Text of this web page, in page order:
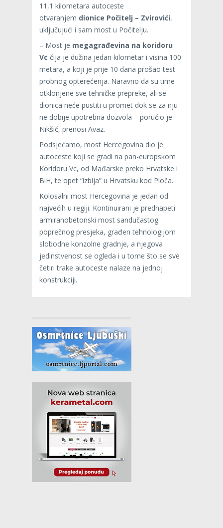
11,1 kilometara autoceste
otvaranjem dionice Počitelj – Zvirovići,
uključujući i sam most u Počitelju.
– Most je megagrađevina na koridoru
Vc čija je dužina jedan kilometar i visina 100
metara, a koji je prije 10 dana prošao test
probnog opterećenja. Naravno da su time
otklonjene sve tehničke prepreke, ali se
dionica neće pustiti u promet dok se za nju
ne dobije upotrebna dozvola – poručio je
Nikšić, prenosi Avaz.
Podsjećamo, most Hercegovina dio je
autoceste koji se gradi na pan-europskom
Koridoru Vc, od Mađarske preko Hrvatske i
BiH, te opet “izbija” u Hrvatsku kod Ploča.
Kolosalni most Hercegovina je jedan od
najvećih u regiji. Kontinuirani je prednapeti
armiranobetonski most sandučastog
poprečnog presjeka, građen tehnologijom
slobodne konzolne gradnje, a njegova
jedinstvenost se ogleda i u tome što se sve
četiri trake autoceste nalaze na jednoj
konstrukciji.